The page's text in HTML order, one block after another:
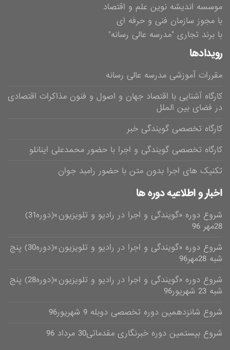
موسسه اندیشه نوین علم و اقتصاد
با مجوز سازمان فنی و حرفه ای
با برند تجاری "مدرسه عالی رسانه"
رویدادها
مقررات آموزشی مدرسه عالی رسانه
کارگاه آشنایی با اقتصاد جهان و اصول و فنون مذاکرات اقتصادی
در فضای بین الملل
کارگاه تخصصی گویندگی خبر
کارگاه تخصصی گویندگی و اجرا با حضور محمدعلی اینانلو
تکنیک های اجرا بدون متن با حضور رامبد جوان
اخبار و اطلاعیه دوره ها
شروع دوره «گویندگی و اجرا در رادیو و تلویزیون»(دوره31)
28مهر 96
شروع دوره «گویندگی و اجرا در رادیو و تلویزیون»(دوره30) پنج
شبه 28مهر96
شروع دوره «گویندگی و اجرا در رادیو و تلویزیون»(دوره28) پنج
شبه 23 شهریور96
شروع شانزدهمین دوره تخصصی دوبله 9 شهریور96
شروع بیستمین دوره خبرنگاری مقدماتی30 مرداد 96